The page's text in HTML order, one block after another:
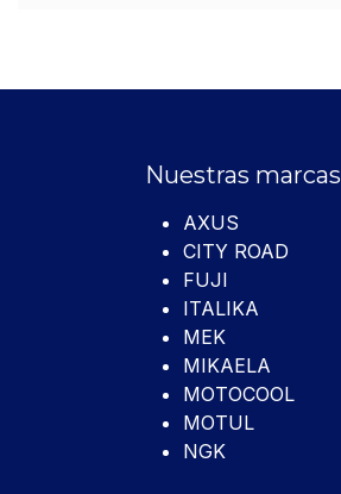
Nuestras marcas
AXUS
CITY ROAD
FUJI
ITALIKA
MEK
MIKAELA
MOTOCOOL
MOTUL
NGK